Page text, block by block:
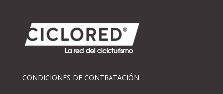
CONDICIONES DE CONTRATACIÓN